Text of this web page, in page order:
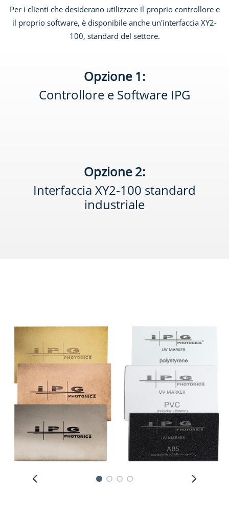
Per i clienti che desiderano utilizzare il proprio controllore e
il proprio software, è disponibile anche un'interfaccia XY2-
100, standard del settore.
Opzione 1:
Controllore e Software IPG
Opzione 2:
Interfaccia XY2-100 standard
industriale